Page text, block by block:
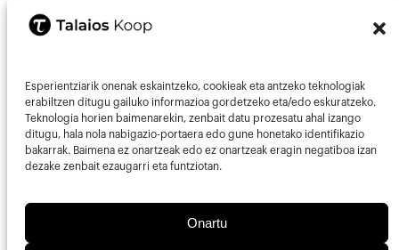
Esperientziarik onenak eskaintzeko, cookieak eta antzeko teknologiak
erabiltzen ditugu gailuko informazioa gordetzeko eta/edo eskuratzeko.
Teknologia horien baimenarekin, zenbait datu prozesatu ahal izango
ditugu, hala nola nabigazio-portaera edo gune honetako identifikazio
bakarrak. Baimena ez onartzeak edo ez onartzeak eragin negatiboa izan
dezake zenbait ezaugarri eta funtziotan.
Onartu
Mastodon Correo electrónico
943013297
info@talaios.coop